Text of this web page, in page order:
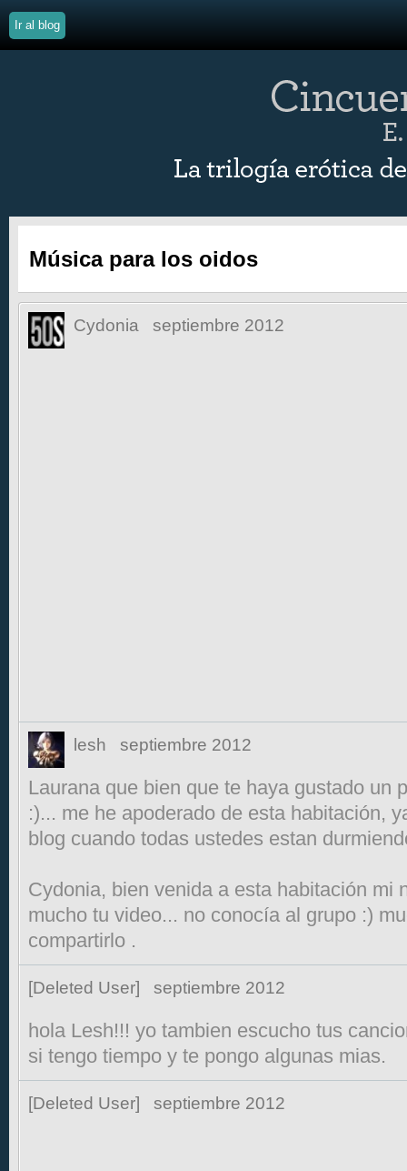
Ir al blog
Música para los oidos
Cydonia septiembre 2012
lesh septiembre 2012
Laurana que bien que te haya gustado un
:)... me he apoderado de esta habitación,
blog cuando todas ustedes estan
Cydonia, bien venida a esta habitación mi
mucho tu video... no conocía al grupo :)
compartirlo .
[Deleted User] septiembre 2012
hola Lesh!!! yo tambien escucho tus
si tengo tiempo y te pongo algunas mias.
[Deleted User] septiembre 2012